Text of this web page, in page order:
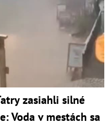
zasiahli silné
Voda v mestách sa